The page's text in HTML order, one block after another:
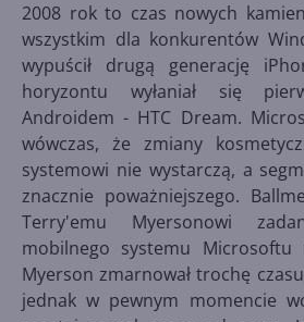
2008 rok to czas nowych
wszystkim dla konkurentów
wypuścił drugą generację
horyzontu wyłaniał się
Androidem - HTC Dream.
wówczas, że zmiany
systemowi nie wystarczą, a
znacznie poważniejszego.
Terry'emu Myersonowi
mobilnego systemu Microsoftu
Myerson zmarnował trochę
jednak w pewnym momencie